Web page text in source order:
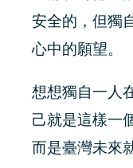
安全的，但獨
心中的願望。
想想獨自一人
己就是這樣一
而是臺灣未來